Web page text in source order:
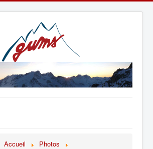
Accueil
Photos